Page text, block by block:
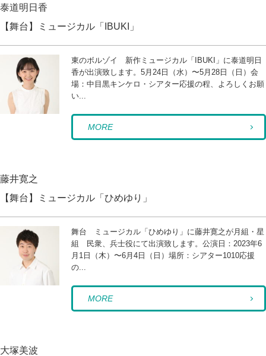
泰道明日香
【舞台】ミュージカル「IBUKI」
東のボルゾイ 新作ミュージカル「IBUKI」に泰道明日
香が出演致します。5月24日（水）〜5月28日（日）会
場：中目黒キンケロ・シアター応援の程、よろしくお願
い...
MORE
藤井寛之
【舞台】ミュージカル「ひめゆり」
舞台 ミュージカル「ひめゆり」に藤井寛之が月組・星
組 民衆、兵士役にて出演致します。公演日：2023年6
月1日（木）〜6月4日（日）場所：シアター1010応援
の...
MORE
大塚美波